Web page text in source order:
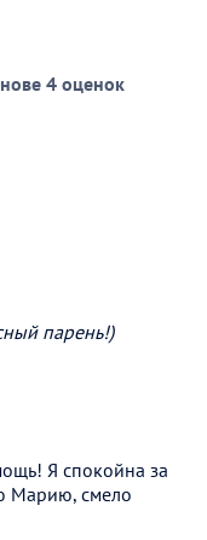
4 оценок
парень!)
Я спокойна за
Марию, смело